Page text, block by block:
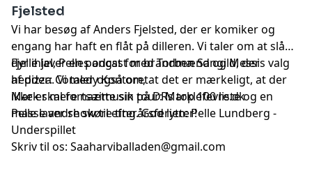
Fjelsted
Vi har besøg af Anders Fjelsted, der er komiker og
engang har haft en flåt på dilleren. Vi taler om at slå
dyr ihjel, Pelles angst for brandmænd og Messis valg
af pizza. Vi taler også om, at det er mærkeligt, at der
ikke er mere nazimusik på DRs top 100 liste og en
masse andre skøre ting. God lytter!
Fjelle laver en podcast med Torben Sangild, der
hedder:Comedy Kontoret
Mark skal fortsætte sin tour:Marklefevre.dk
Pelle laver show til efterårsferien:Pelle Lundberg -
Underspillet
Skriv til os: Saaharviballaden@gmail.com